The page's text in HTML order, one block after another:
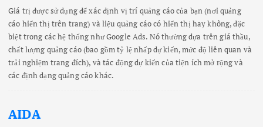
Giá trị được sử dụng để xác định vị trí quảng cáo của bạn (nơi quảng
cáo hiển thị trên trang) và liệu quảng cáo có hiển thị hay không, đặc
biệt trong các hệ thống như Google Ads. Nó thường dựa trên giá thầu,
chất lượng quảng cáo (bao gồm tỷ lệ nhấp dự kiến, mức độ liên quan và
trải nghiệm trang đích), và tác động dự kiến của tiện ích mở rộng và
các định dạng quảng cáo khác.
AIDA